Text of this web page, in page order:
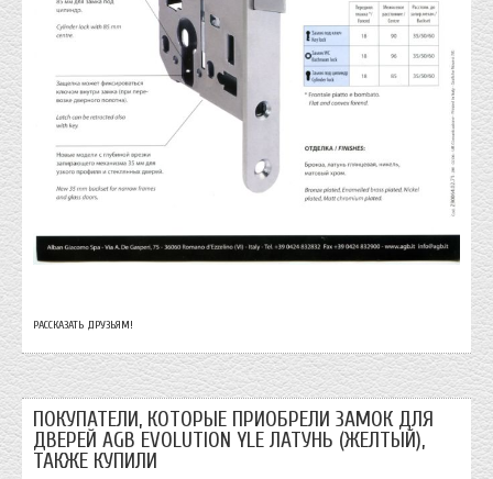
РАССКАЗАТЬ ДРУЗЬЯМ!
ПОКУПАТЕЛИ, КОТОРЫЕ ПРИОБРЕЛИ ЗАМОК ДЛЯ
ДВЕРЕЙ AGB EVOLUTION YLE ЛАТУНЬ (ЖЕЛТЫЙ),
ТАКЖЕ КУПИЛИ